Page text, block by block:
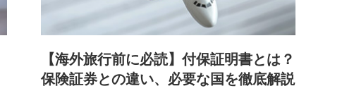
【海外旅行前に必読】付保証明書とは？
保険証券との違い、必要な国を徹底解説